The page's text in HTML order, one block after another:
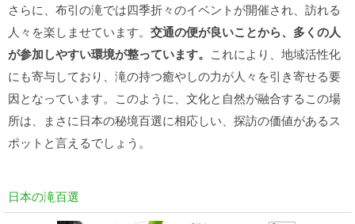
さらに、布引の滝では四季折々のイベントが開催され、訪れる
人々を楽しませています。 交通の便が良いことから、多くの人
が参加しやすい環境が整っています。 これにより、地域活性化
にも寄与しており、滝の持つ癒やしの力が人々を引き寄せる要
因となっています。このように、文化と自然が融合するこの場
所は、まさに日本の秘境百選に相応しい、探訪の価値があるス
ポットと言えるでしょう。
日本の滝百選